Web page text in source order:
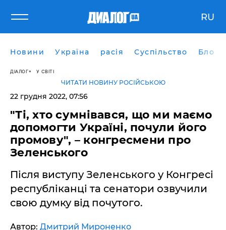
RU
Новини Україна расія Суспільство Блоги
ДІАЛОГ У СВІТІ
ЧИТАТИ НОВИНУ РОСІЙСЬКОЮ
22 грудня 2022, 07:56
"Ті, хто сумнівався, що ми маємо
допомогти Україні, почули його
промову", – конгресмени про
Зеленського
Після виступу Зеленського у Конгресі
республіканці та сенатори озвучили
свою думку від почутого.
Автор: Дмитрий Мироненко